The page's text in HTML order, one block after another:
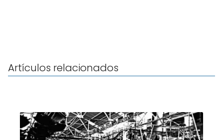
Artículos relacionados